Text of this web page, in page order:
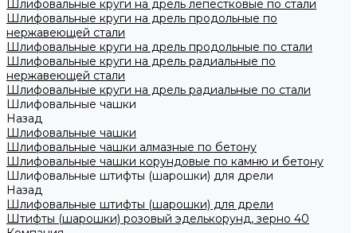
Шлифовальные круги на дрель лепестковые по стали
Шлифовальные круги на дрель продольные по
нержавеющей стали
Шлифовальные круги на дрель продольные по стали
Шлифовальные круги на дрель радиальные по
нержавеющей стали
Шлифовальные круги на дрель радиальные по стали
Шлифовальные чашки
Назад
Шлифовальные чашки
Шлифовальные чашки алмазные по бетону
Шлифовальные чашки корундовые по камню и бетону
Шлифовальные штифты (шарошки) для дрели
Назад
Шлифовальные штифты (шарошки) для дрели
Штифты (шарошки) розовый эделькорунд, зерно 40